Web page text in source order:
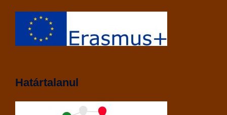
Határtalanul